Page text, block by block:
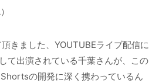
きました、YOUTUBEライブ配信に
て出演されている千葉さんが、この
の開発に深く携わっているん